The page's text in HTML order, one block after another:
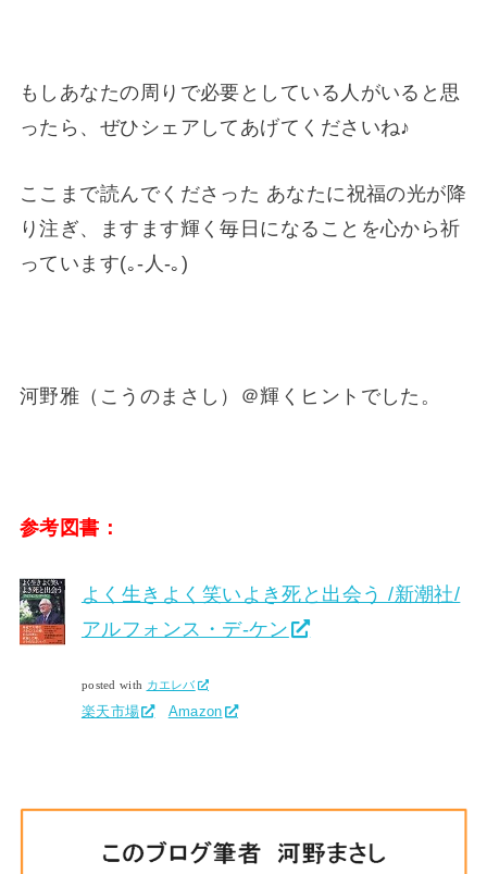
もしあなたの周りで必要としている人がいると思
ったら、ぜひシェアしてあげてくださいね♪
ここまで読んでくださった あなたに祝福の光が降
り注ぎ、ますます輝く毎日になることを心から祈
っています(｡-人-｡)
河野雅（こうのまさし）＠輝くヒントでした。
参考図書：
よく生きよく笑いよき死と出会う /新潮社/
アルフォンス・デ-ケン
posted with カエレバ
楽天市場 Amazon